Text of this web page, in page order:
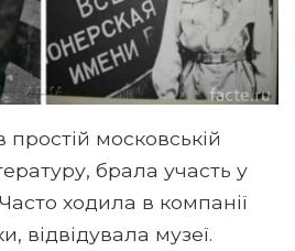
московській
брала участь у
ходила в компанії
відвідувала музеї.